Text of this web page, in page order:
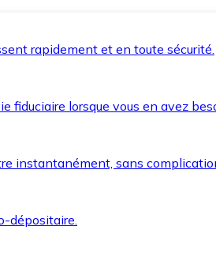
rapidement et en toute sécurité.
fiduciaire lorsque vous en avez
instantanément, sans
dépositaire.